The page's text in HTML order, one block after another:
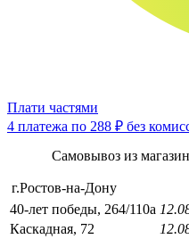
Плати частями
4 платежа по 288 ₽ без
Самовывоз из
г.Ростов-на-Дону
40-лет победы, 264/110а
Каскадная, 72